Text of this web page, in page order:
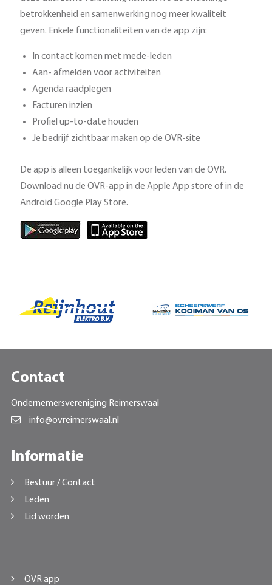
betrokkenheid en samenwerking nog meer kwaliteit
geven. Enkele functionaliteiten van de app zijn:
In contact komen met mede-leden
Aan- afmelden voor activiteiten
Agenda raadplegen
Facturen inzien
Profiel up-to-date houden
Je bedrijf zichtbaar maken op de OVR-site
De app is alleen toegankelijk voor leden van de OVR.
Download nu de OVR-app in de Apple App store of in de
Android Google Play Store.
Contact
Ondernemersvereniging Reimerswaal
info@ovreimerswaal.nl
Informatie
Bestuur / Contact
Leden
Lid worden
OVR app